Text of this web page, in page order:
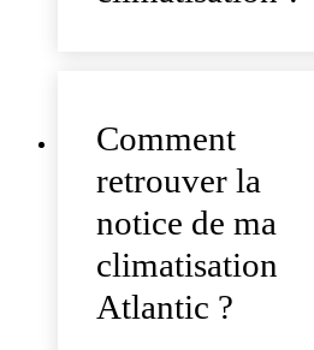
Comment
retrouver la
notice de ma
climatisation
Atlantic ?